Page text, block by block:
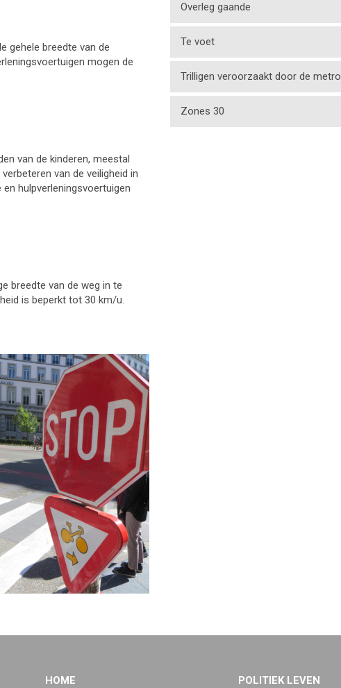
gehele breedte van de
mogen de
van de kinderen, meestal
van de veiligheid in
hulpverleningsvoertuigen
breedte van de weg in te
is beperkt tot 30 km/u.
Overleg gaande
Te voet
Trilligen veroorzaakt door de metro
Zones 30
HOME
POLITIEK LEVEN